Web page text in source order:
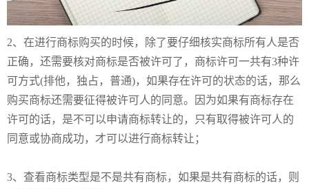
2、 在进行商标购买的时候，除了要仔细核实商标所有人是否
正确，还需要核对商标是否被许可了，商标许可一共有3种许
可方式(排他，独占，普通)，如果存在许可的状态的话，那么
购买商标还需要征得被许可人的同意。因为如果有商标存在
许可的话，是不可以申请商标转让的，只有取得被许可人的
同意或协商成功，才可以进行商标转让；
3、 查看商标类型是不是共有商标，如果是共有商标的话，则